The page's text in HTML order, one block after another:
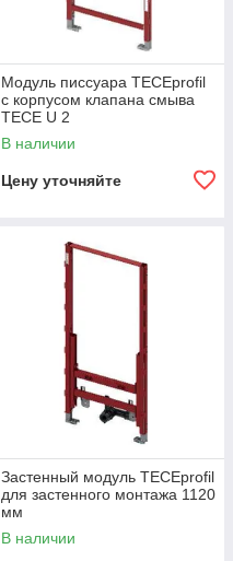
Модуль писсуара TECEprofil
с корпусом клапана смыва
TECE U 2
В наличии
Цену уточняйте
Застенный модуль TECEprofil
для застенного монтажа 1120
мм
В наличии